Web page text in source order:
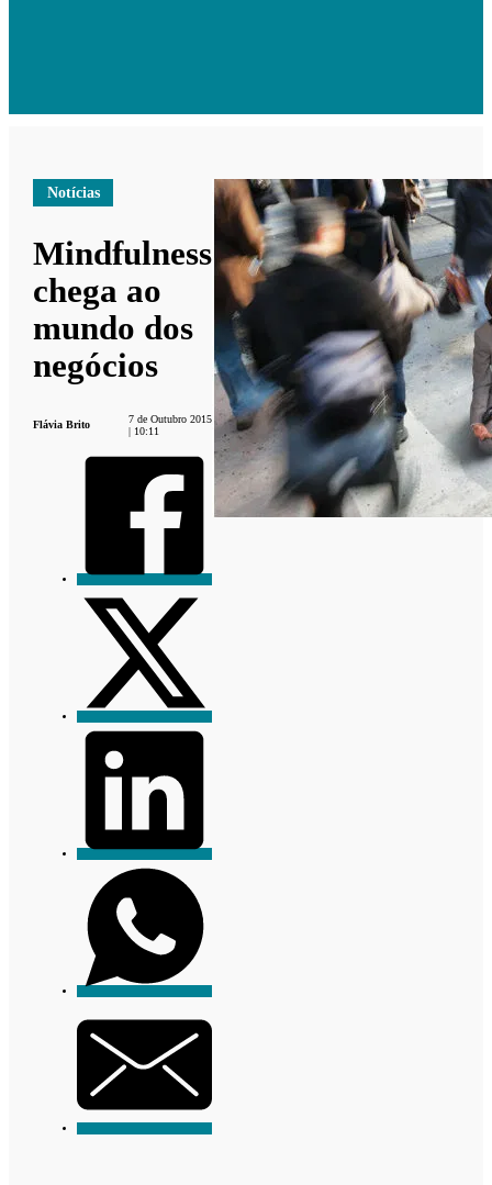
Notícias
Mindfulness
chega ao
mundo dos
negócios
Flávia Brito
7 de Outubro 2015
| 10:11